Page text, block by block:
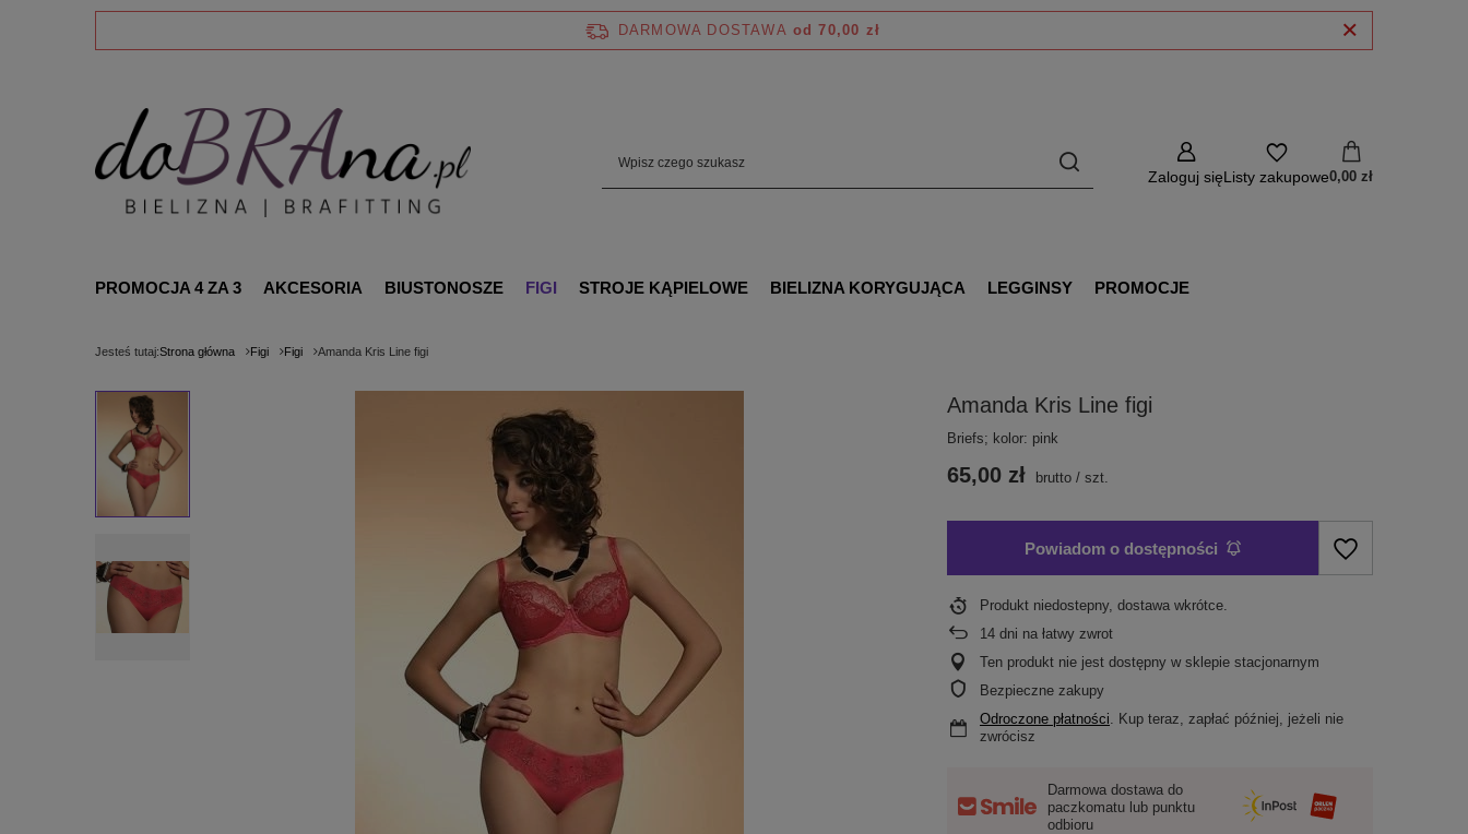
DARMOWA DOSTAWA od 70,00 zł
Zaloguj sięListy zakupowe0,00 zł
PROMOCJA 4 ZA 3 AKCESORIA BIUSTONOSZE FIGI STROJE KĄPIELOWE BIELIZNA KORYGUJĄCA LEGGINSY PROMOCJE
Jesteś tutaj:Strona główna Figi Figi Amanda Kris Line figi
Amanda Kris Line figi
Briefs; kolor: pink
65,00 zł brutto /szt.
Powiadom o dostępności
Produkt niedostepny, dostawa wkrótce
14 dni na łatwy zwrot
Ten produkt nie jest dostępny w sklepie stacjonarnym
Bezpieczne zakupy
Odroczone płatności. Kup teraz, zapłać później, jeżeli nie
zwrócisz
Darmowa dostawa do
paczkomatu lub punktu
odbioru